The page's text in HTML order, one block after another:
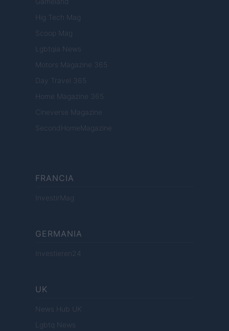
Hig Tech Mag
Scoop Mag
Lgbtqia News
Motors Magazine 365
Day Travel 365
Home Magazine 365
Cineverse Magazine
SecondHomeMagazine
FRANCIA
InvestirMag
GERMANIA
Investieren24
UK
News Hub UK
Lgbtq News